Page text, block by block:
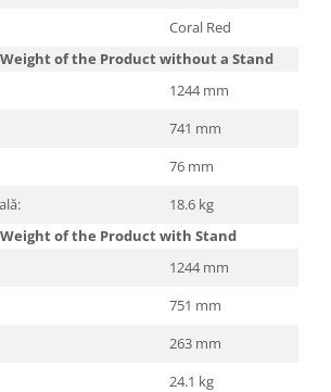
Coral Red
of the Product without a Stand
1244 mm
741 mm
76 mm
18.6 kg
of the Product with Stand
1244 mm
751 mm
263 mm
24.1 kg